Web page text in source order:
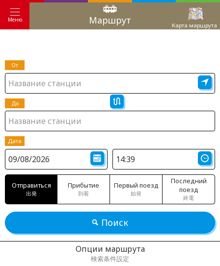
Меню Маршрут Карта маршрута
От
До
Дата
Отправиться
出発
Прибытие
到着
Первый поезд
始発
Последний
поезд
終電
Поиск
Опции маршрута
検索条件設定